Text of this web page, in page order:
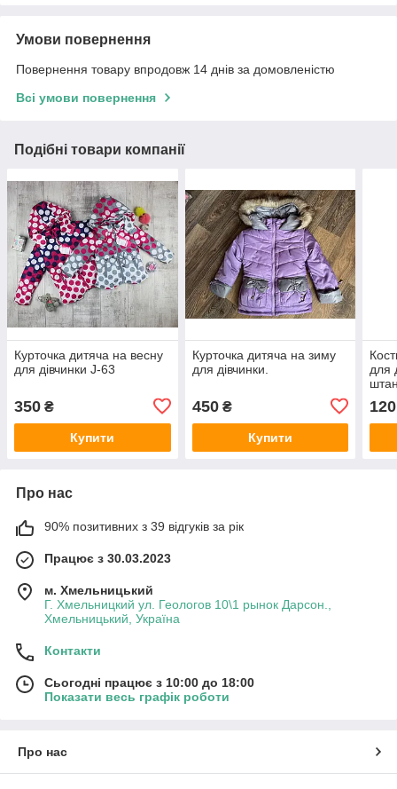
Умови повернення
Повернення товару впродовж 14 днів за домовленістю
Всі умови повернення
Подібні товари компанії
Курточка дитяча на весну
для дівчинки J-63
350 ₴
Купити
Курточка дитяча на зиму
для дівчинки.
450₴
Купити
для
120
Про нас
90% позитивних з 39 відгуків за рік
Працює з 30.03.2023
м. Хмельницький
Г. Хмельницкий ул. Геологов 10\1 рынок Дарсон.,
Хмельницький, Україна
Контакти
Сьогодні працює з 10:00 до 18:00
Показати весь графік роботи
Про нас